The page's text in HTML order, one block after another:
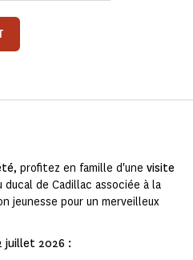
, profitez en famille d'une visite
ducal de Cadillac associée à la
jeunesse pour un merveilleux
juillet 2026 :